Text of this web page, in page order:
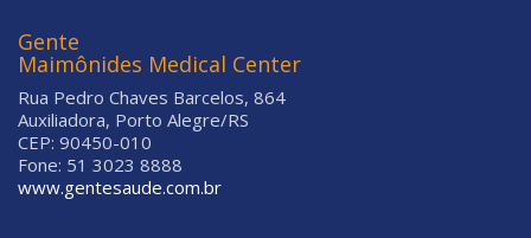
Gente
Maimônides Medical Center
Rua Pedro Chaves Barcelos, 864
Auxiliadora, Porto Alegre/RS
CEP: 90450-010
Fone: 51 3023 8888
www.gentesaude.com.br